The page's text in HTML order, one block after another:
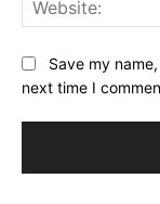
Save my
next time I